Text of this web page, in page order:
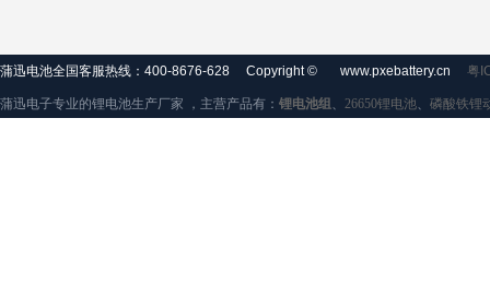
Copyright ©
蒲迅电池全国客服热线：400-8676-628 www.pxebattery.cn 粤
蒲迅电子专业的锂电池生产厂家 ，主营产品有： 锂电池组、 26650锂电池、 磷酸铁锂